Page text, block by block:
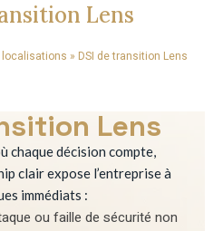
Lens
localisations » DSI de transition Lens
Lens
chaque décision compte,
clair expose l’entreprise à
immédiats :
ou faille de sécurité non